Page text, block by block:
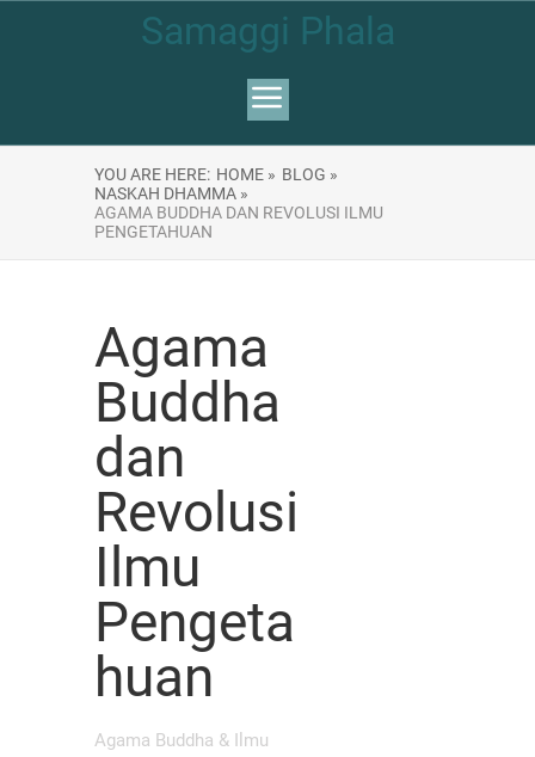
Samaggi Phala
YOU ARE HERE: HOME » BLOG »
NASKAH DHAMMA »
AGAMA BUDDHA DAN REVOLUSI ILMU
PENGETAHUAN
Agama
Buddha
dan
Revolusi
Ilmu
Pengeta
huan
Agama Buddha & Ilmu